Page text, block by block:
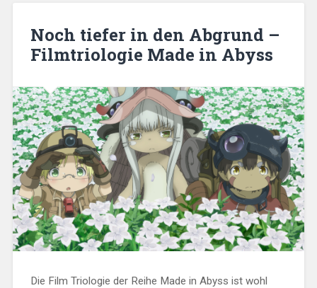
Noch tiefer in den Abgrund –
Filmtriologie Made in Abyss
Die Film Triologie der Reihe Made in Abyss ist wohl